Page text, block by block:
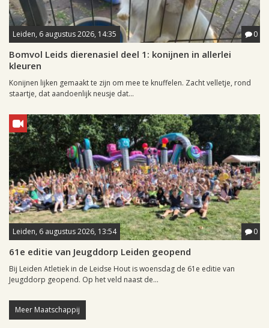
Leiden, 6 augustus 2026, 14:35 0
Bomvol Leids dierenasiel deel 1: konijnen in allerlei
kleuren
Konijnen lijken gemaakt te zijn om mee te knuffelen. Zacht velletje, rond
staartje, dat aandoenlijk neusje dat...
Leiden, 6 augustus 2026, 13:54 0
61e editie van Jeugddorp Leiden geopend
Bij Leiden Atletiek in de Leidse Hout is woensdag de 61e editie van
Jeugddorp geopend. Op het veld naast de...
Meer Maatschappij